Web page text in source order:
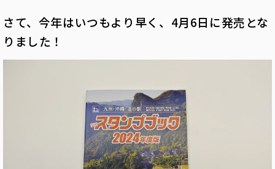
さて、今年はいつもより早く、4月6日に発売とな
りました！